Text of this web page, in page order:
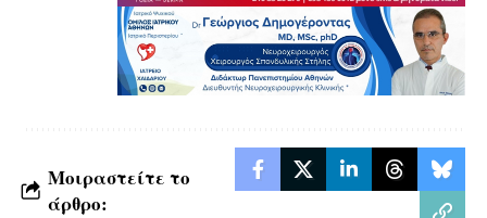
Μοιραστείτε το
άρθρο: